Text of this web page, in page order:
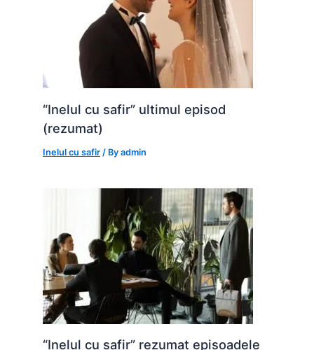
“Inelul cu safir” ultimul episod
(rezumat)
Inelul cu safir / Byadmin
“Inelul cu safir” rezumat episoadele